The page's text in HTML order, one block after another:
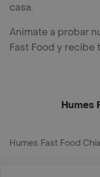
casa.
Anímate a probar
Fast Food y recibe
Humes
Humes Fast Food Chía